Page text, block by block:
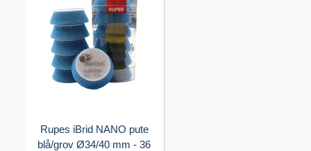
Rupes iBrid NANO pute
blå/grov Ø34/40 mm - 36